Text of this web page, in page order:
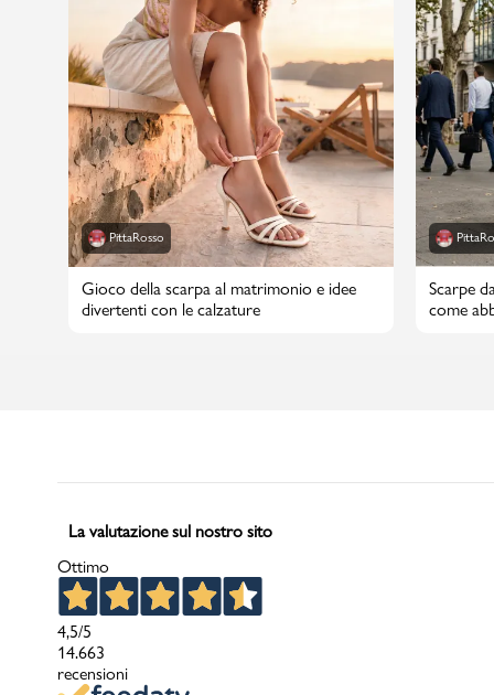
contatti
pcard
Gift card
PittaRosso
Gioco della scarpa al matrimonio e idee
divertenti con le calzature
Scarpe
come
La valutazione sul nostro sito
Ottimo
4,5/5
14.663
recensioni